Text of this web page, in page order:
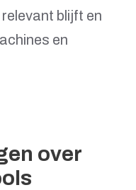
blijft en
en
over